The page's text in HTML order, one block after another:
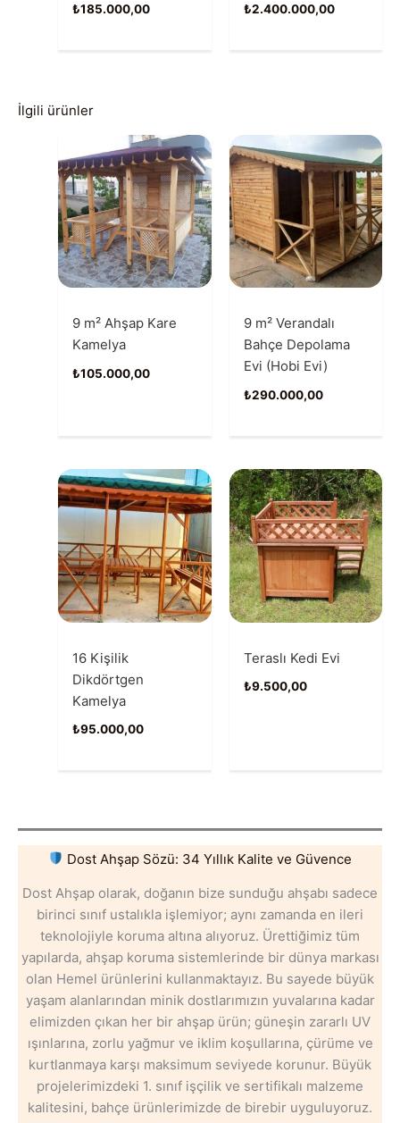
₺185.000,00 ₺2.400.000,00
İlgili ürünler
9 m² Ahşap Kare
Kamelya
₺105.000,00
9 m² Verandalı
Bahçe Depolama
Evi (Hobi Evi)
₺290.000,00
16 Kişilik
Dikdörtgen
Kamelya
₺95.000,00
Teraslı Kedi Evi
₺9.500,00
Dost Ahşap Sözü: 34 Yıllık Kalite ve Güvence
Dost Ahşap olarak, doğanın bize sunduğu ahşabı sadece
birinci sınıf ustalıkla işlemiyor; aynı zamanda en ileri
teknolojiyle koruma altına alıyoruz. Ürettiğimiz tüm
yapılarda, ahşap koruma sistemlerinde bir dünya markası
olan Hemel ürünlerini kullanmaktayız. Bu sayede büyük
yaşam alanlarından minik dostlarımızın yuvalarına kadar
elimizden çıkan her bir ahşap ürün; güneşin zararlı UV
ışınlarına, zorlu yağmur ve iklim koşullarına, çürüme ve
kurtlanmaya karşı maksimum seviyede korunur. Büyük
projelerimizdeki 1. sınıf işçilik ve sertifikalı malzeme
kalitesini, bahçe ürünlerimizde de birebir uyguluyoruz.